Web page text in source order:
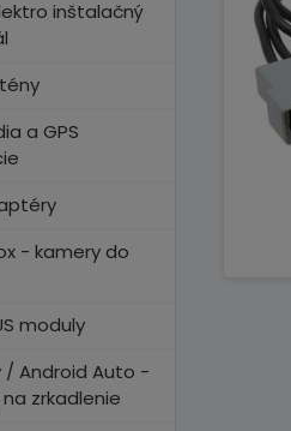
inštalačný
a GPS
- kamery do
moduly
/ Android Auto -
zrkadlenie